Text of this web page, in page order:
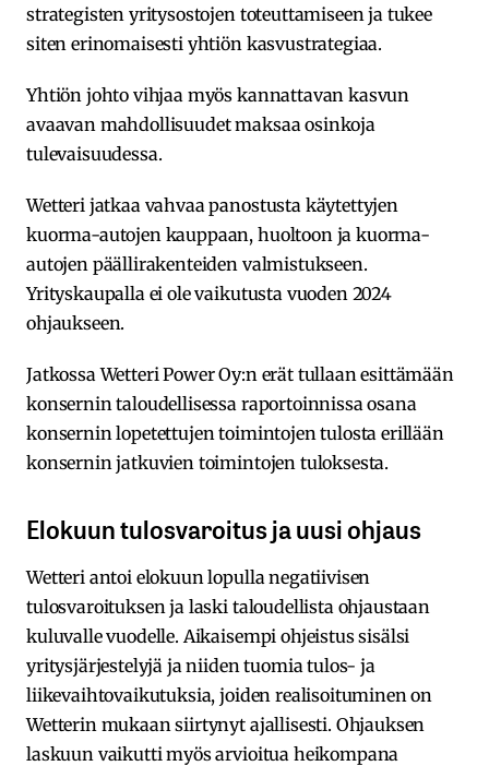
strategisten yritysostojen toteuttamiseen ja tukee
siten erinomaisesti yhtiön kasvustrategiaa.
Yhtiön johto vihjaa myös kannattavan kasvun
avaavan mahdollisuudet maksaa osinkoja
tulevaisuudessa.
Wetteri jatkaa vahvaa panostusta käytettyjen
kuorma-autojen kauppaan, huoltoon ja kuorma-
autojen päällirakenteiden valmistukseen.
Yrityskaupalla ei ole vaikutusta vuoden 2024
ohjaukseen.
Jatkossa Wetteri Power Oy:n erät tullaan esittämään
konsernin taloudellisessa raportoinnissa osana
konsernin lopetettujen toimintojen tulosta erillään
konsernin jatkuvien toimintojen tuloksesta.
Elokuun tulosvaroitus ja uusi ohjaus
Wetteri antoi elokuun lopulla negatiivisen
tulosvaroituksen ja laski taloudellista ohjaustaan
kuluvalle vuodelle. Aikaisempi ohjeistus sisälsi
yritysjärjestelyjä ja niiden tuomia tulos- ja
liikevaihtovaikutuksia, joiden realisoituminen on
Wetterin mukaan siirtynyt ajallisesti. Ohjauksen
laskuun vaikutti myös arvioitua heikompana